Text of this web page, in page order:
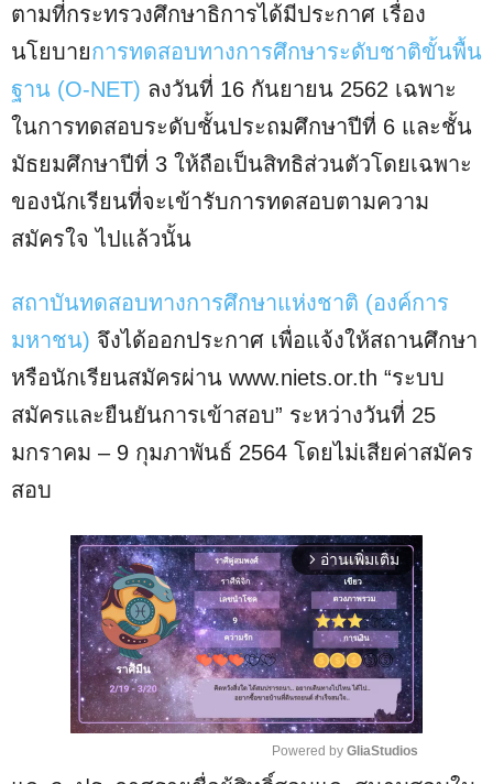
ตามที่กระทรวงศึกษาธิการได้มีประกาศ เรื่อง
นโยบายการทดสอบทางการศึกษาระดับชาติขั้นพื้น
ฐาน (O-NET) ลงวันที่ 16 กันยายน 2562 เฉพาะ
ในการทดสอบระดับชั้นประถมศึกษาปีที่ 6 และชั้น
มัธยมศึกษาปีที่ 3 ให้ถือเป็นสิทธิส่วนตัวโดยเฉพาะ
ของนักเรียนที่จะเข้ารับการทดสอบตามความ
สมัครใจ ไปแล้วนั้น
สถาบันทดสอบทางการศึกษาแห่งชาติ (องค์การ
มหาชน) จึงได้ออกประกาศ เพื่อแจ้งให้สถานศึกษา
หรือนักเรียนสมัครผ่าน www.niets.or.th “ระบบ
สมัครและยืนยันการเข้าสอบ” ระหว่างวันที่ 25
มกราคม – 9 กุมภาพันธ์ 2564 โดยไม่เสียค่าสมัคร
สอบ
arrow_forward_ios อ่านเพิ่มเติม
Powered by GliaStudios